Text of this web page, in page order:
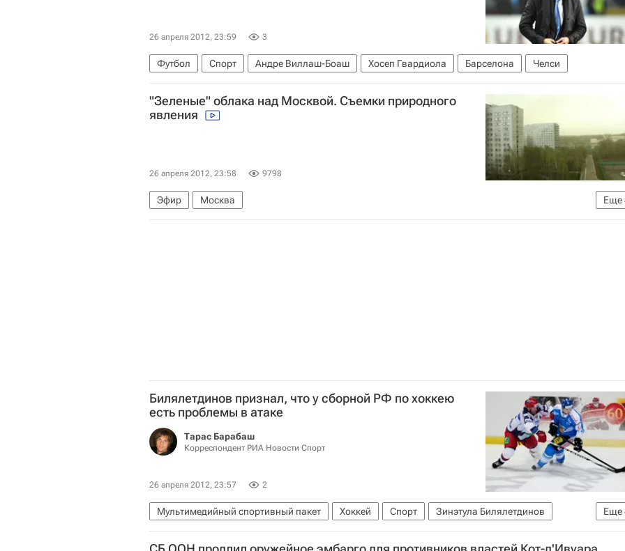
26 апреля 2012, 23:59 3
Футбол Спорт Андре Виллаш-Боаш Хосеп Гвардиола Барселона Челси
"Зеленые" облака над Москвой. Съемки природного
явления
26 апреля 2012, 23:58 9798
Еще
Эфир
Москва
МЧС России (Министерство РФ по делам гражданской обороны, чрезвычайным ситуациям и ликвидации последствий стихийных бедствий)
Билялетдинов признал, что у сборной РФ по хоккею
есть проблемы в атаке
Тарас Барабаш
Корреспондент РИА Новости Спорт
26 апреля 2012, 23:57 2
Еще
Мультимедийный спортивный пакет Хоккей Спорт
Зинэтула Билялетдинов
Заключительный этап Евротура - Чешские хоккейные игры - завершился 29 апреля